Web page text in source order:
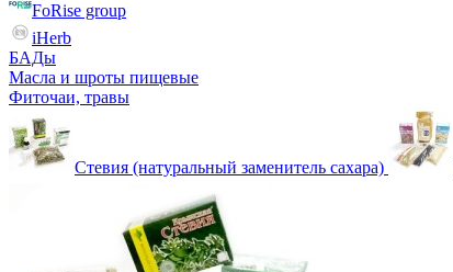
FoRise group
iHerb
БАДы
Масла и шроты пищевые
Фиточаи, травы
Стевия (натуральный заменитель сахара)